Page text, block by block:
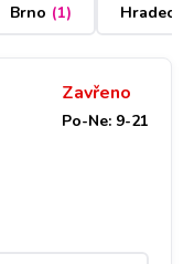
Brno (1) Hradec
Zavřeno
Po-Ne: 9-21